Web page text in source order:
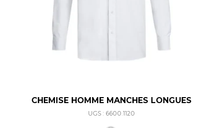
CHEMISE HOMME MANCHES LONGUES
UGS : 6600.1120